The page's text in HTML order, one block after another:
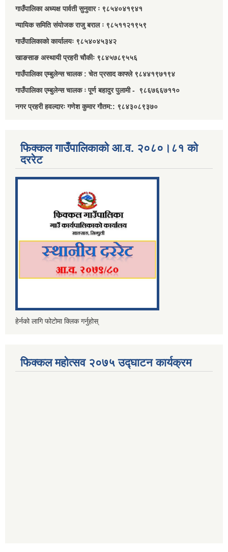
गाउँपालिका अध्यक्ष पार्वती सुनुवार ः ९८५४०४१९४१
न्यायिक समिति संयोजक राजु बराल ः ९८५११२१९५९
गाउँपालिकाको कार्यालयः ९८५४०४५३४२
खाङसाङ अस्थायी प्रहरी चौकीः ९८४५७८९५५६
गाउँपालिका एम्बुलेन्स चालक : चेत प्रसाद काफ्ले ९८४४१९७१९४
गाउँपालिका एम्बुलेन्स चालक ः पूर्ण बहादुर पुलामी - ९८६७६६७११०
नगर प्रहरी हवल्दारः गणेश कुमार गौतम:: ९८४३०८९३७०
फिक्कल गाउँपालिकाको आ.व. २०८०।८१ को
दररेट
हेर्नको लागि फोटोमा क्लिक गर्नुहोस्
फिक्कल महोत्सव २०७५ उद्घाटन कार्यक्रम